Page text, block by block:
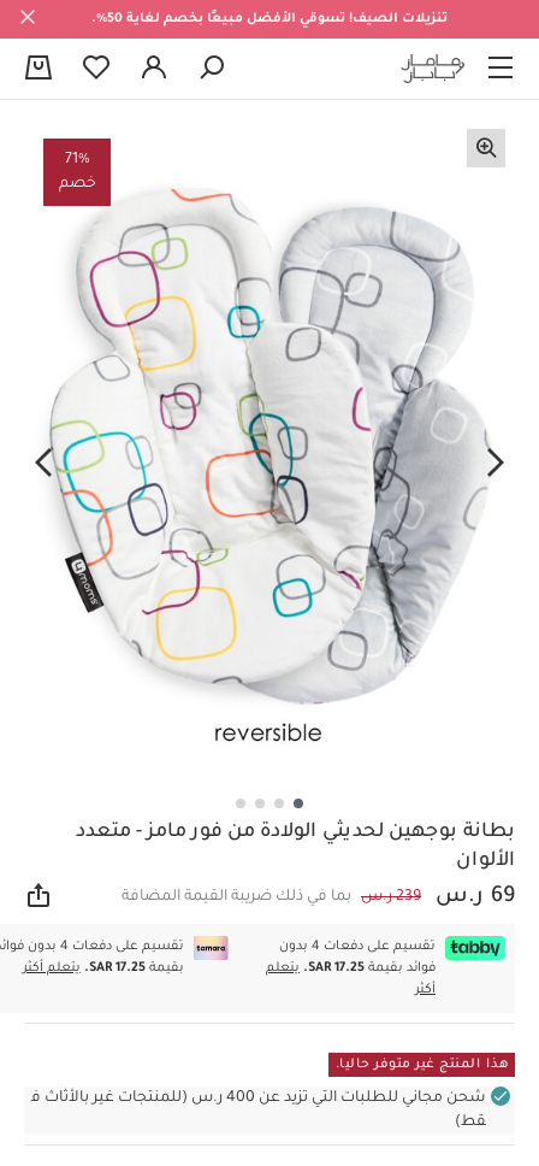
تنزيلات الصيف! تسوقي الأفضل مبيعًا بخصم لغاية 50%.
71%
خصم
بطانة بوجهين لحديثي الولادة من فور مامز - متعدد
الألوان
69 ر.س 239 ر.س بما في ذلك ضريبة القيمة المضافة
تقسيم على دفعات 4 بدون
فوائد بقيمة SAR 17.25.
يتعلم
أكثر
تقسيم على دفعات 4 بدون
بقيمةSAR 17.25. يتعلم أكثر
هذا المنتج غير متوفر حاليا.
شحن مجاني للطلبات التي تزيد عن 400 ر.س (للمنتجات غير بالأثاث ف
قط)